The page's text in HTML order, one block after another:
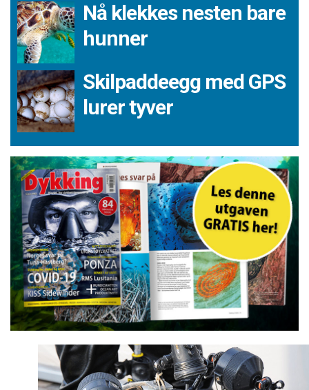
Nå klekkes nesten bare
hunner
Skilpaddeegg med GPS
lurer tyver